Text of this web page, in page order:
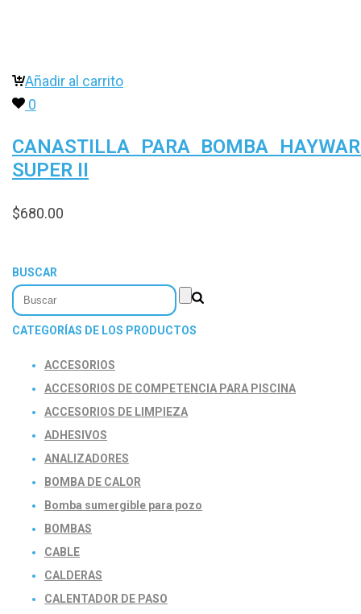
Añadir al carrito
0
CANASTILLA PARA BOMBA
SUPER II
$680.00
BUSCAR
CATEGORÍAS DE LOS PRODUCTOS
ACCESORIOS
ACCESORIOS DE COMPETENCIA PARA PISCINA
ACCESORIOS DE LIMPIEZA
ADHESIVOS
ANALIZADORES
BOMBA DE CALOR
Bomba sumergible para pozo
BOMBAS
CABLE
CALDERAS
CALENTADOR DE PASO